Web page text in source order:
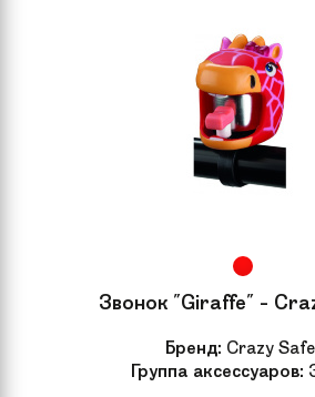
Звонок "Giraffe" -
Бренд: Crazy
Группа аксессуаров: